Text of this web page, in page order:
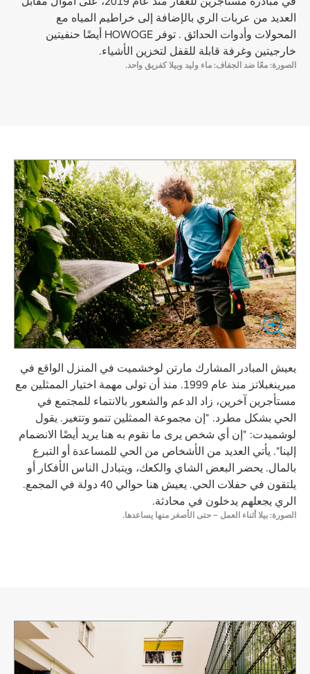
العديد من عربات الري بالإضافة إلى خراطيم المياه مع
المحولات وأدوات الحدائق . توفر HOWOGE أيضًا حنفيتين
خارجيتين وغرفة قابلة للقفل لتخزين الأشياء.
الصورة: معًا ضد الجفاف: ماء وليد وبيلا كفريق واحد.
يعيش المبادر المشارك مارتن لوخشميت في المنزل الواقع في
ميرينغبلاتز منذ عام 1999. منذ أن تولى مهمة اختيار الممثلين مع
مستأجرين آخرين، زاد الدعم والشعور بالانتماء للمجتمع في
الحي بشكل مطرد. "إن مجموعة الممثلين تنمو وتتغير. يقول
لوشميدت: "إن أي شخص يرى ما نقوم به هنا يريد أيضًا الانضمام
إلينا". يأتي العديد من الأشخاص من الحي للمساعدة أو التبرع
بالمال. يحضر البعض الشاي والكعك، ويتبادل الناس الأفكار أو
يلتقون في حفلات الحي. يعيش هنا حوالي 40 دولة في المجمع.
الري يجعلهم يدخلون في محادثة.
الصورة: بيلا أثناء العمل – حتى الأصغر منها يساعدها.